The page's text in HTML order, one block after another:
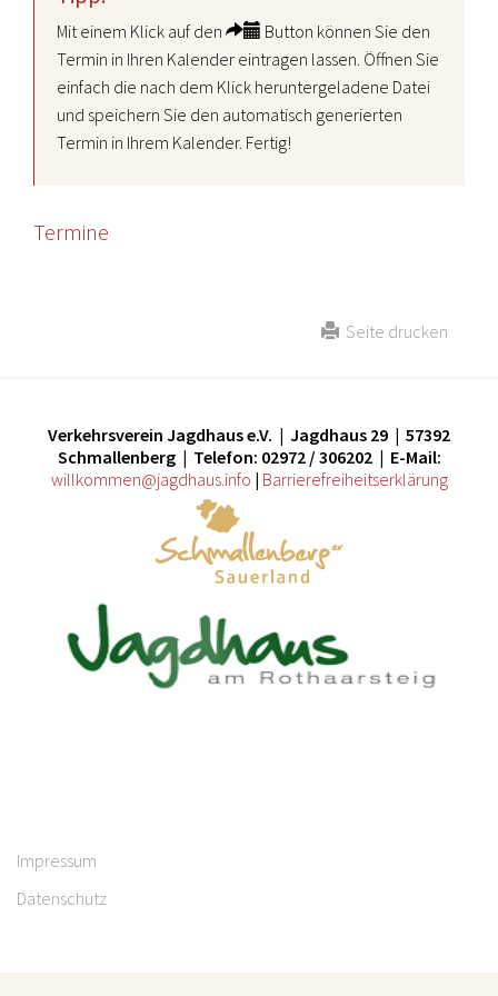
Mit einem Klick auf den
Button können Sie den
Termin in Ihren Kalender eintragen lassen. Öffnen Sie
einfach die nach dem Klick heruntergeladene Datei
und speichern Sie den automatisch generierten
Termin in Ihrem Kalender. Fertig!
Termine
Seite drucken
Verkehrsverein Jagdhaus e.V. | Jagdhaus 29 | 57392
Schmallenberg | Telefon: 02972 / 306202 | E-Mail:
willkommen@jagdhaus.info | Barrierefreiheitserklärung
Impressum
Datenschutz